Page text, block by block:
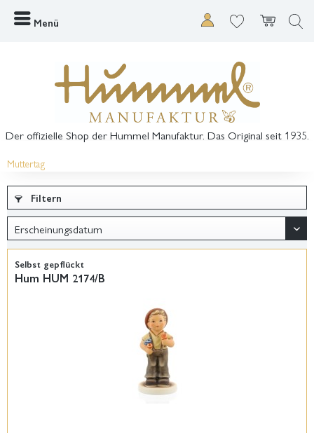
Menü
Der offizielle Shop der Hummel Manufaktur. Das Original seit 1935.
Muttertag
Filtern
Selbst gepflückt
Hum HUM 2174/B